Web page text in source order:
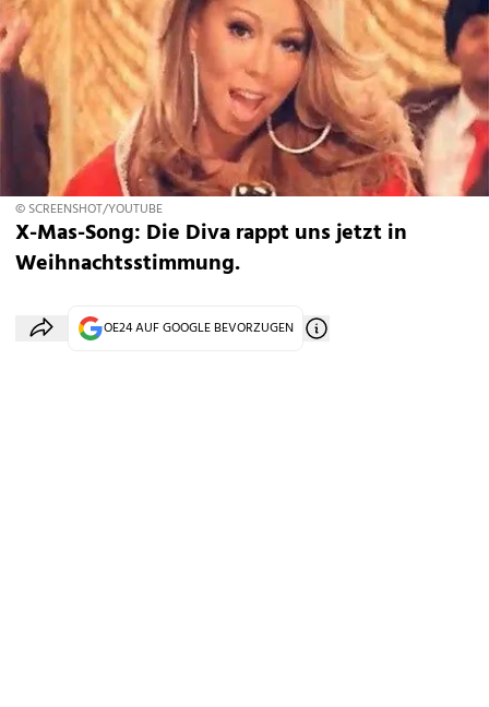
© SCREENSHOT/YOUTUBE
X-Mas-Song: Die Diva rappt uns jetzt in
Weihnachtsstimmung.
OE24 AUF GOOGLE BEVORZUGEN